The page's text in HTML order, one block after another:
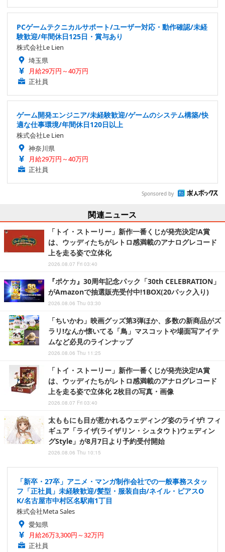
PCゲームテクニカルサポート/ユーザー対応・動作確認/未経
験歓迎/年間休日125日・賞与あり
株式会社Le Lien
埼玉県
月給29万円～40万円
正社員
ゲーム開発エンジニア/未経験歓迎/ゲームのシステム構築/快
適な仕事環境/年間休日120日以上
株式会社Le Lien
神奈川県
月給29万円～40万円
正社員
Sponsored by
関連ニュース
「トイ・ストーリー」新作一番くじが発売決定!A賞
は、ウッディたちがレトロ感満載のアナログレコード
上を走る姿で立体化
2026.08.07 Fri 03:40
『ポケカ』30周年記念パック「30th CELEBRATION」
がAmazonで抽選販売受付中!1BOX(20パック入り)
2026.08.06 Thu 03:30
「ちいかわ」映画グッズ第3弾ほか、多数の新商品がズ
ラリ!なんか懐いてる「鳥」マスコットや場面写アイテ
ムなど必見のラインナップ
2026.08.06 Thu 11:25
「トイ・ストーリー」新作一番くじが発売決定!A賞
は、ウッディたちがレトロ感満載のアナログレコード
上を走る姿で立体化 2枚目の写真・画像
2026.08.07 Fri 03:40
太ももにも目が惹かれるウェディング姿のライザ! フィ
ギュア「ライザ(ライザリン・シュタウト)ウェディン
グStyle」が8月7日より予約受付開始
2026.08.06 Thu 10:15
「新卒・27卒」アニメ・マンガ制作会社での一般事務スタッ
フ「正社員」未経験歓迎/髪型・服装自由/ネイル・ピアスO
K/名古屋市中村区名駅南1丁目
株式会社Meta Sales
愛知県
月給26万3,300円～32万円
正社員